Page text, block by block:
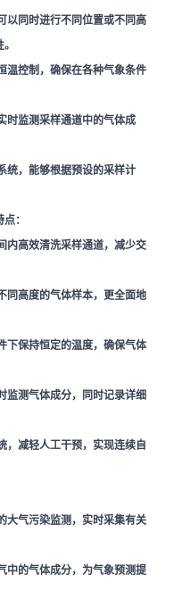
以同时进行不同位置或不同高
温控制，确保在各种气象条件
时监测采样通道中的气体成
统，能够根据预设的采样计
：
内高效清洗采样通道，减少交
同高度的气体样本，更全面地
下保持恒定的温度，确保气体
监测气体成分，同时记录详细
，减轻人工干预，实现连续自
大气污染监测，实时采集有关
中的气体成分，为气象预测提